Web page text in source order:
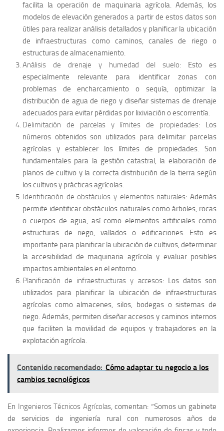
facilita la operación de maquinaria agrícola. Además, los
modelos de elevación generados a partir de estos datos son
útiles para realizar análisis detallados y planificar la ubicación
de infraestructuras como caminos, canales de riego o
estructuras de almacenamiento.
Análisis de drenaje y humedad del suelo: Esto es
especialmente relevante para identificar zonas con
problemas de encharcamiento o sequía, optimizar la
distribución de agua de riego y diseñar sistemas de drenaje
adecuados para evitar pérdidas por lixiviación o escorrentía.
Delimitación de parcelas y límites de propiedades: Los
números obtenidos son utilizados para delimitar parcelas
agrícolas y establecer los límites de propiedades. Son
fundamentales para la gestión catastral, la elaboración de
planos de cultivo y la correcta distribución de la tierra según
los cultivos y prácticas agrícolas.
Identificación de obstáculos y elementos naturales: Además
permite identificar obstáculos naturales como árboles, rocas
o cuerpos de agua, así como elementos artificiales como
estructuras de riego, vallados o edificaciones. Esto es
importante para planificar la ubicación de cultivos, determinar
la accesibilidad de maquinaria agrícola y evaluar posibles
impactos ambientales en el entorno.
Planificación de infraestructuras y accesos: Los datos son
utilizados para planificar la ubicación de infraestructuras
agrícolas como almacenes, silos, bodegas o sistemas de
riego. Además, permiten diseñar accesos y caminos internos
que faciliten la movilidad de equipos y trabajadores en la
explotación agrícola.
Contenido recomendado: Cómo adaptar tu negocio a los
cambios tecnológicos
En Ingenieros Técnicos Agrícolas, comentan: “Somos un gabinete
de servicios de ingeniería rural con numerosos años de